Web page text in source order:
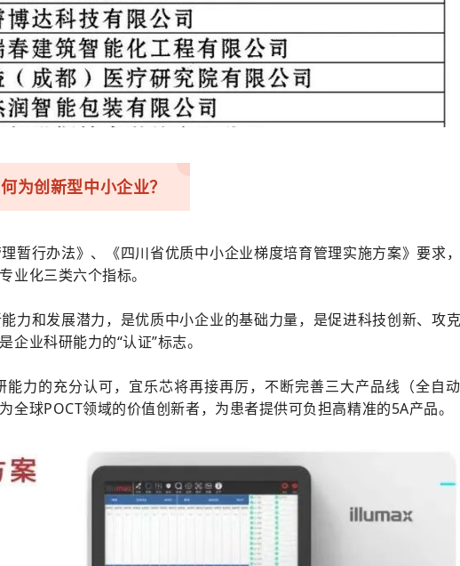
何为创新型中小企业？
暂行办法》、《四川省优质中小企业梯度培育管理实施方案》要求
业化三类六个指标。
力和发展潜力，是优质中小企业的基础力量，是促进科技创新、攻
业科研能力的“认证”标志。
力的充分认可，宜乐芯将再接再厉，不断完善三大产品线（全自
球POCT领域的价值创新者，为患者提供可负担高精准的5A产品。